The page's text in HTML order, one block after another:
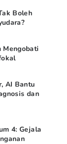
Boleh
Mengobati
AI Bantu
dan
4: Gejala